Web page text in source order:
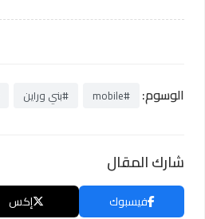
الوسوم: #mobile #بني وراين
شارك المقال
فيسبوك إكس